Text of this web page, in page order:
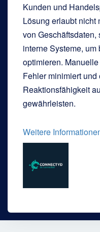
Kunden und
Lösung erlaubt nicht
von
interne Systeme,
optimieren.
Fehler minimiert
Reaktionsfähigkeit
gewährleisten.
Weitere